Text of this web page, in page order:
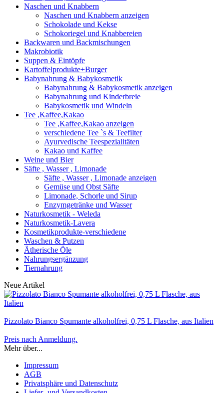
Naschen und Knabbern
Naschen und Knabbern anzeigen
Schokolade und Kekse
Schokoriegel und Knabbereien
Backwaren und Backmischungen
Makrobiotik
Suppen & Eintöpfe
Kartoffelprodukte+Burger
Babynahrung & Babykosmetik
Babynahrung & Babykosmetik anzeigen
Babynahrung und Kinderbreie
Babykosmetik und Windeln
Tee ,Kaffee,Kakao
Tee ,Kaffee,Kakao anzeigen
verschiedene Tee `s & Teefilter
Ayurvedische Teespezialitäten
Kakao und Kaffee
Weine und Bier
Säfte , Wasser , Limonade
Säfte , Wasser , Limonade anzeigen
Gemüse und Obst Säfte
Limonade, Schorle und Sirup
Enzymgetränke und Wasser
Naturkosmetik - Weleda
Naturkosmetik-Lavera
Kosmetikprodukte-verschiedene
Waschen & Putzen
Ätherische Öle
Nahrungsergänzung
Tiernahrung
Neue Artikel
Pizzolato Bianco Spumante alkoholfrei, 0,75 L Flasche, aus Italien
Preis nach Anmeldung.
Mehr über...
Impressum
AGB
Privatsphäre und Datenschutz